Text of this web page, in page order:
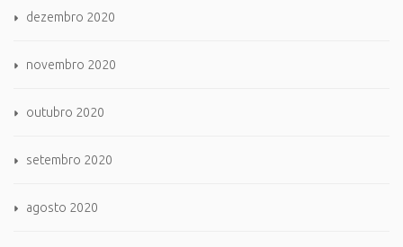
dezembro 2020
novembro 2020
outubro 2020
setembro 2020
agosto 2020